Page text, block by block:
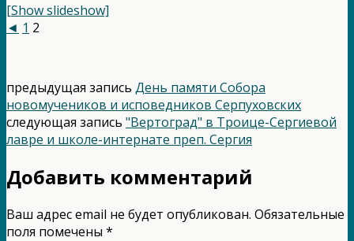
[Show slideshow]
◄ 1 2
предыдущая запись День памяти Собора
новомучеников и исповедников Серпуховских
следующая запись "Вертоград" в Троице-Сергиевой
лавре и школе-интернате преп. Сергия
Добавить комментарий
Ваш адрес email не будет опубликован. Обязательные
поля помечены *